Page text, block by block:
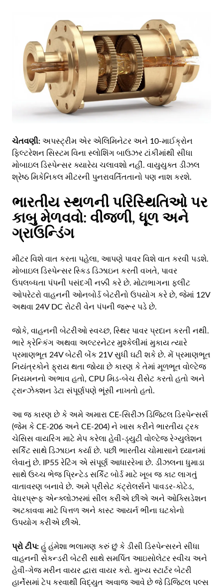
ચેતવણી: અપસ્ટ્રીમ એર એલિમિનેટર અને 10-માઈક્રોન
ફિલ્ટરેશન સિસ્ટમ વિના સ્લોશિંગ બાઉઝર ટાંકીમાંથી સીધા
મોબાઇલ ડિસ્પેન્સર ક્યારેય ચલાવશો નહીં. વાયુયુક્ત ડીઝલ
શ્રેષ્ઠ મિકેનિકલ મીટરની પુનરાવર્તિતતાનો પણ નાશ કરશે.
ભારતીય સ્થળની પરિસ્થિતિઓ પર
કાબુ મેળવવો: વીજળી, ધૂળ અને
ગ્રાઉન્ડિંગ
મીટર વિશે વાત કરતા પહેલા, આપણે પાવર વિશે વાત કરવી પડશે.
મોબાઇલ ડિસ્પેન્સર સ્કિડ ડિઝાઇન કરતી વખતે, પાવર
ઉપલબ્ધતા પંપની પસંદગી નક્કી કરે છે. મોટાભાગના ફ્લીટ
ઓપરેટરો વાહનની ઓનબોર્ડ બેટરીનો ઉપયોગ કરે છે, જેમાં 12V
અથવા 24V DC રોટરી વેન પંપની જરૂર પડે છે.
જોકે, વાહનની બેટરીઓ સ્વચ્છ, સ્થિર પાવર પ્રદાન કરતી નથી.
ભારે ક્રેન્કિંગ અથવા અલ્ટરનેટર મુશ્કેલીમાં મુકાય ત્યારે
પ્રમાણભૂત 24V બેટરી બેંક 21V સુધી ઘટી શકે છે. મેં પ્રમાણભૂત
નિયંત્રકોને ફ્રાય થતા જોયા છે કારણ કે તેમાં મૂળભૂત વોલ્ટેજ
નિયમનનો અભાવ હતો, CPU મિડ-બેચ રીસેટ કરતો હતો અને
ટ્રાન્ઝેક્શન ડેટા સંપૂર્ણપણે ભૂંસી નાખતો હતો.
આ જ કારણ છે કે અમે અમારા CE-સિરીઝ ડિજિટલ ડિસ્પેન્સર્સ
(જેમ કે CE-206 અને CE-204) ને ખાસ કરીને ભારતીય ટ્રક
ચેસિસ વાયરિંગ માટે મેપ કરેલા હેવી-ડ્યુટી વોલ્ટેજ રેગ્યુલેશન
સર્કિટ સાથે ડિઝાઇન કર્યા છે. પછી ભારતીય ચોમાસાને ધ્યાનમાં
લેવાનું છે. IP55 રેટિંગ એ સંપૂર્ણ આધારરેખા છે. ડીઝલના ધુમાડા
સાથે ઉચ્ચ ભેજ પ્રિન્ટેડ સર્કિટ બોર્ડ માટે ખૂબ જ કાટ લાગતું
વાતાવરણ બનાવે છે. અમે પ્રીસેટ કંટ્રોલર્સને પાવડર-કોટેડ,
વેધરપ્રૂફ એન્ક્લોઝરમાં સીલ કરીએ છીએ અને ઓક્સિડેશન
અટકાવવા માટે પિત્તળ અને કાસ્ટ આયર્ન ભીના ઘટકોનો
ઉપયોગ કરીએ છીએ.
પ્રો ટીપ: હું હંમેશા ભલામણ કરું છું કે ડીસી ડિસ્પેન્સરને સીધા
વાહનની સેકન્ડરી બેટરી સાથે સમર્પિત આઇસોલેટર સ્વીચ અને
હેવી-ગેજ મરીન વાયર દ્વારા વાયર કરો. મુખ્ય સ્ટાર્ટર બેટરી
હાર્નેસમાં ટેપ કરવાથી વિદ્યુત અવાજ આવે છે જે ડિજિટલ પલ્સ